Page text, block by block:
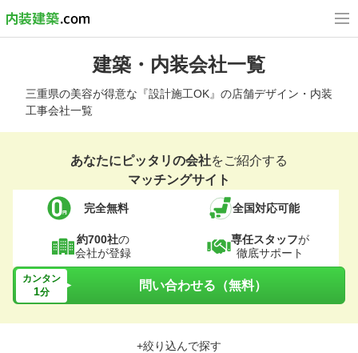
建築・内装会社一覧
三重県の美容が得意な『設計施工OK』の店舗デザイン・内装
工事会社一覧
あなたにピッタリの会社をご紹介する
マッチングサイト
完全無料 全国対応可能
約700社の
会社が登録
専任スタッフが
徹底サポート
カンタン
1分 問い合わせる（無料）
+絞り込んで探す